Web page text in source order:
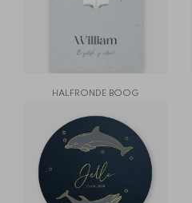
HALFRONDE BOOG